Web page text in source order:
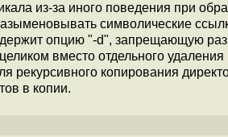
из-за иного поведения при
символические
опцию "-d", запрещающую
вместо отдельного
рекурсивного копирования
в копии.